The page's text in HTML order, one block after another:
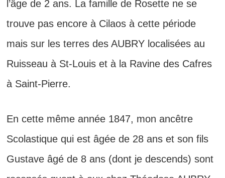
l’âge de 2 ans. La famille de Rosette ne se
trouve pas encore à Cilaos à cette période
mais sur les terres des AUBRY localisées au
Ruisseau à St-Louis et à la Ravine des Cafres
à Saint-Pierre.
En cette même année 1847, mon ancêtre
Scolastique qui est âgée de 28 ans et son fils
Gustave âgé de 8 ans (dont je descends) sont